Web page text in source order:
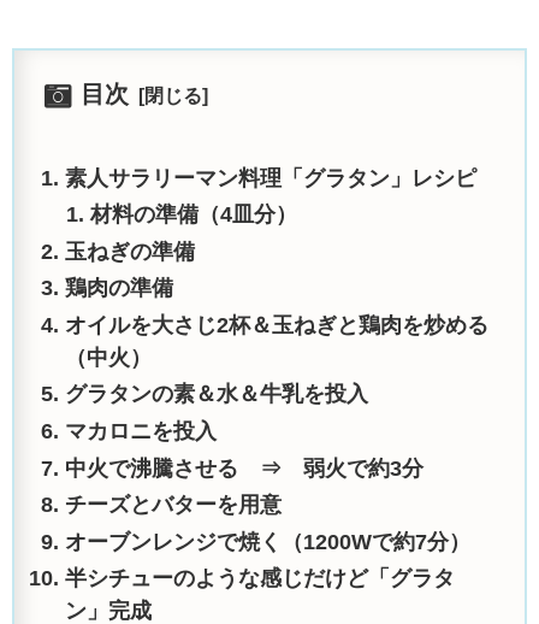
目次
素人サラリーマン料理「グラタン」レシピ
材料の準備（4皿分）
玉ねぎの準備
鶏肉の準備
オイルを大さじ2杯＆玉ねぎと鶏肉を炒める
（中火）
グラタンの素＆水＆牛乳を投入
マカロニを投入
中火で沸騰させる ⇒ 弱火で約3分
チーズとバターを用意
オーブンレンジで焼く（1200Wで約7分）
半シチューのような感じだけど「グラタ
ン」完成